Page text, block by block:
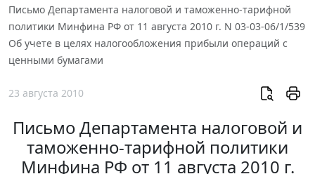
Письмо Департамента налоговой и таможенно-тарифной
политики Минфина РФ от 11 августа 2010 г. N 03-03-06/1/539
Об учете в целях налогообложения прибыли операций с
ценными бумагами
23 августа 2010
Письмо Департамента налоговой и
таможенно-тарифной политики
Минфина РФ от 11 августа 2010 г.